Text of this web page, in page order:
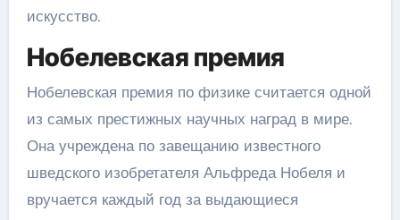
искусство.
Нобелевская премия
Нобелевская премия по физике считается одной
из самых престижных научных наград в мире.
Она учреждена по завещанию известного
шведского изобретателя Альфреда Нобеля и
вручается каждый год за выдающиеся